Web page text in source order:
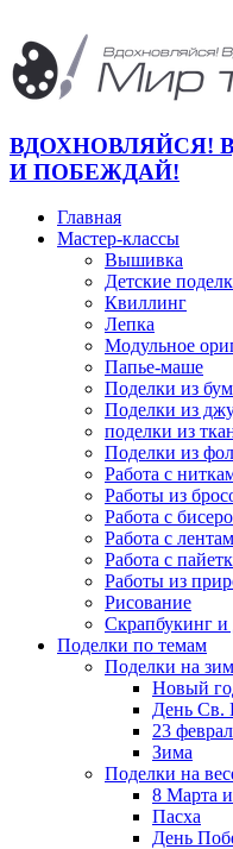
ВДОХНОВЛЯЙСЯ!
И ПОБЕЖДАЙ!
Главная
Мастер-классы
Вышивка
Детские
Квиллинг
Лепка
Модульное
Папье-маше
Поделки из
Поделки из
поделки из
Поделки из
Работа с
Работы из
Работа с
Работа с
Работа с
Работы из
Рисование
Скрапбукинг и
Поделки по темам
Поделки на
Новый
День Св.
23
Зима
Поделки на
8 Марта
Пасха
День